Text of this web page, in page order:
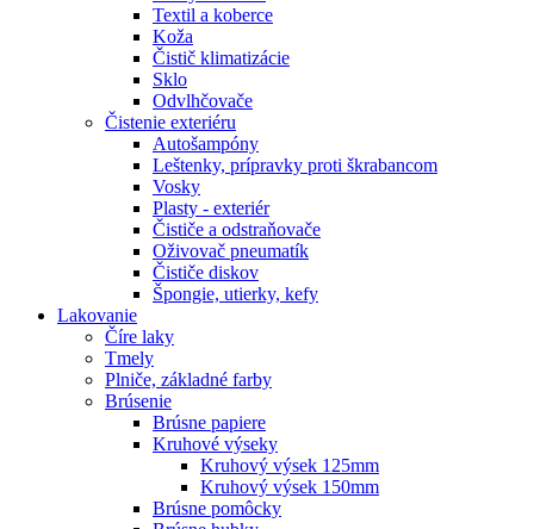
Textil a koberce
Koža
Čistič klimatizácie
Sklo
Odvlhčovače
Čistenie exteriéru
Autošampóny
Leštenky, prípravky proti škrabancom
Vosky
Plasty - exteriér
Čističe a odstraňovače
Oživovač pneumatík
Čističe diskov
Špongie, utierky, kefy
Lakovanie
Číre laky
Tmely
Plniče, základné farby
Brúsenie
Brúsne papiere
Kruhové výseky
Kruhový výsek 125mm
Kruhový výsek 150mm
Brúsne pomôcky